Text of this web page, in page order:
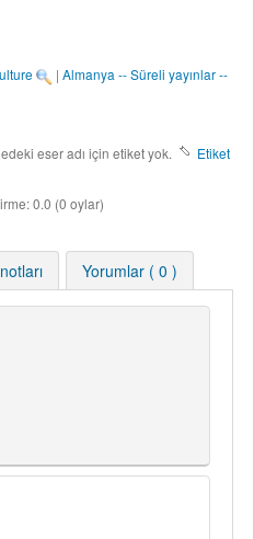
| Almanya -- Süreli yayınlar --
eser adı için etiket yok.
Etiket
0.0 (0 oylar)
Yorumlar ( 0 )